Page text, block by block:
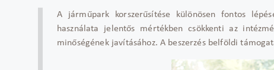
A járműpark korszerűsítése különösen fontos
használata jelentős mértékben csökkenti az
minőségének javításához. A beszerzés belföldi